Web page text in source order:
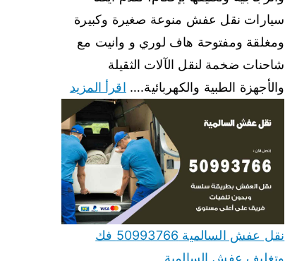
سيارات نقل عفش منوعة صغيرة وكبيرة
ومغلقة ومفتوحة هاف لوري و وانيت مع
شاحنات ضخمة لنقل الآلات الثقيلة
والأجهزة الطبية والكهربائية.… اقرأ المزيد
نقل عفش السالمية 50993766 فك
وتغليف عفش السالمية